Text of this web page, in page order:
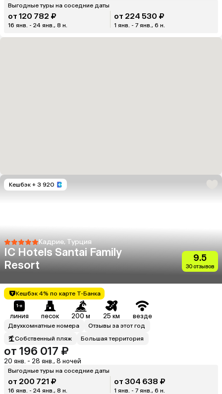
Выгодные туры на соседние даты
от 120 782 ₽
16 янв. - 24 янв., 8 н.
от 224 530 ₽
1 янв. - 7 янв., 6 н.
Кешбэк + 3 920
Кадрие, Турция
IC Hotels Santai Family
Resort
9.5
30 отзывов
Кешбэк 4% по карте Т-Банка
линия песок 200 м 25 км везде
Двухкомнатные номера
Отзывы за этот год
Собственный пляж
Большая территория
от 196 017 ₽
20 янв. - 28 янв., 8 ночей
Выгодные туры на соседние даты
от 200 721 ₽
16 янв. - 24 янв., 8 н.
от 304 638 ₽
1 янв. - 7 янв., 6 н.